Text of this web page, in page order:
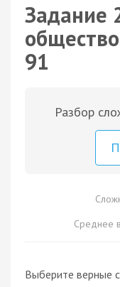
Задание
91
Разбор
Среднее
Выберите верные